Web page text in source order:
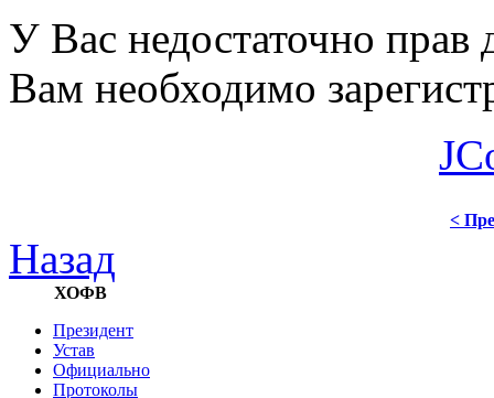
У Вас недостаточно прав
Вам необходимо
<
Назад
ХОФВ
Президент
Устав
Официально
Протоколы